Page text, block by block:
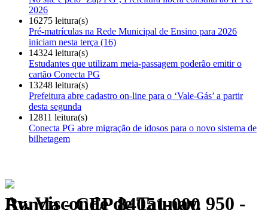
2026
16275 leitura(s)
Pré-matrículas na Rede Municipal de Ensino para 2026
iniciam nesta terça (16)
14324 leitura(s)
Estudantes que utilizam meia-passagem poderão emitir o
cartão Conecta PG
13248 leitura(s)
Prefeitura abre cadastro on-line para o ‘Vale-Gás’ a partir
desta segunda
12811 leitura(s)
Conecta PG abre migração de idosos para o novo sistema de
bilhetagem
Av. Visconde de Taunay, 950 - Ronda - CEP 84051-000